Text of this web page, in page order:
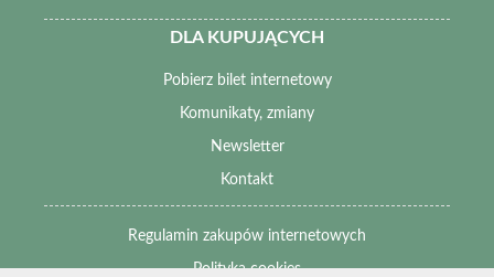
DLA KUPUJĄCYCH
Pobierz bilet internetowy
Komunikaty, zmiany
Newsletter
Kontakt
Regulamin zakupów internetowych
Polityka cookies